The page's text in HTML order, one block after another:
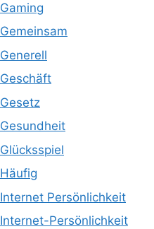
Gaming
Gemeinsam
Generell
Geschäft
Gesetz
Gesundheit
Glücksspiel
Häufig
Internet Persönlichkeit
Internet-Persönlichkeit